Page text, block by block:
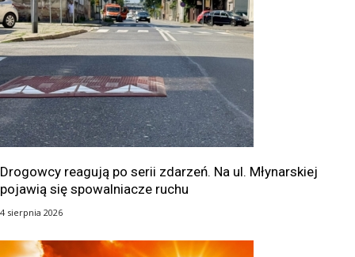
Drogowcy reagują po serii zdarzeń. Na ul. Młynarskiej
pojawią się spowalniacze ruchu
4 sierpnia 2026